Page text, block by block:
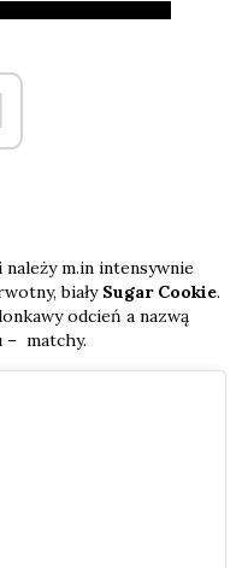
m.in intensywnie
biały Sugar Cookie.
odcień a nazwą
– matchy.